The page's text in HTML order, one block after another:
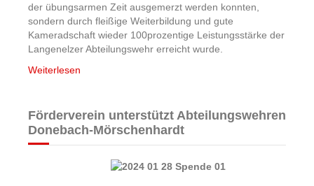
der übungsarmen Zeit ausgemerzt werden konnten,
sondern durch fleißige Weiterbildung und gute
Kameradschaft wieder 100prozentige Leistungsstärke der
Langenelzer Abteilungswehr erreicht wurde.
Weiterlesen
Förderverein unterstützt Abteilungswehren
Donebach-Mörschenhardt